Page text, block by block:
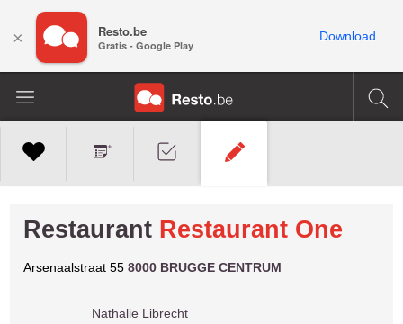
Restaurant Restaurant One
Arsenaalstraat 558000 BRUGGE CENTRUM
Nathalie Librecht
× Resto.be
Gratis - Google Play
Download